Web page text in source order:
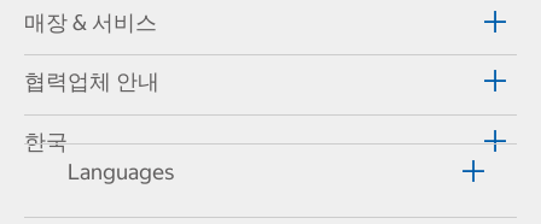
매장 & 서비스
협력업체 안내
한국
Languages